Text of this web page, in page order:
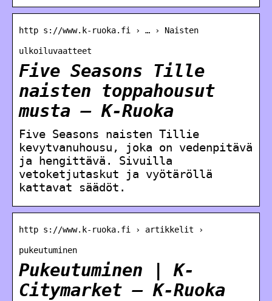
http s://www.k-ruoka.fi › … › Naisten
ulkoiluvaatteet
Five Seasons Tille
naisten toppahousut
musta – K-Ruoka
Five Seasons naisten Tillie
kevytvanuhousu, joka on vedenpitävä
ja hengittävä. Sivuilla
vetoketjutaskut ja vyötäröllä
kattavat säädöt.
http s://www.k-ruoka.fi › artikkelit ›
pukeutuminen
Pukeutuminen | K-
Citymarket – K-Ruoka